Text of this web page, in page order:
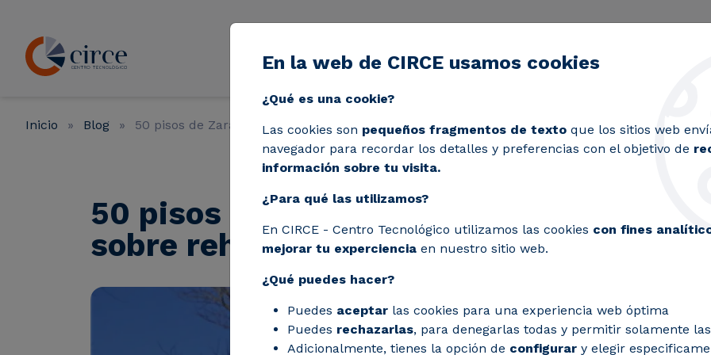
Líneas de actividad Servicios Laboratorios
Inicio Blog 50 pisos de Zaragoza, objeto de un proyecto de I+D sobre rehabilitación energética
50 pisos de Zaragoza, objeto de un
sobre rehabilitación energética
En la web de CIRCE usamos cookies
¿Qué es una cookie?
Las cookies son pequeños fragmentos de textoque los sitios web
navegador para recordar los detalles y preferencias con el objetivo de
información sobre tu visita.
¿Para qué las utilizamos?
En CIRCE - Centro Tecnológico utilizamos las cookies con fines
mejorar tu expercienciaen nuestro sitio web.
¿Qué puedes hacer?
Puedes aceptarlas cookies para una experiencia web óptima
Puedes rechazarlas, para denegarlas todas y permitir solamente
Adicionalmente, tienes la opción de configurary elegir